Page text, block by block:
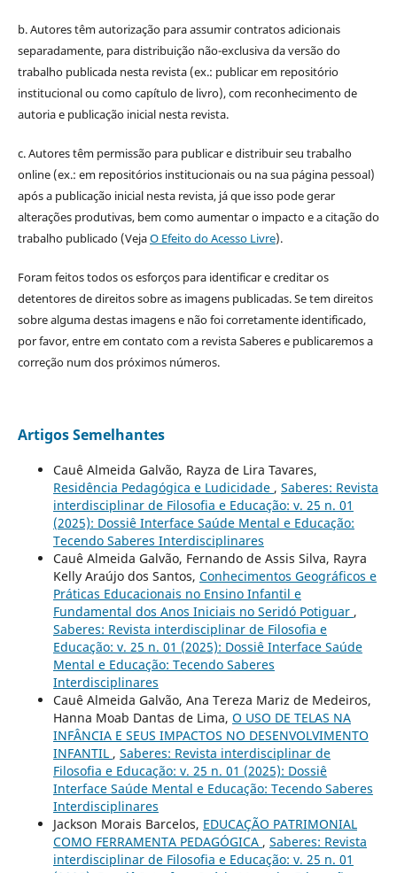
b. Autores têm autorização para assumir contratos adicionais
separadamente, para distribuição não-exclusiva da versão do
trabalho publicada nesta revista (ex.: publicar em repositório
institucional ou como capítulo de livro), com reconhecimento de
autoria e publicação inicial nesta revista.
c. Autores têm permissão para publicar e distribuir seu trabalho
online (ex.: em repositórios institucionais ou na sua página pessoal)
após a publicação inicial nesta revista, já que isso pode gerar
alterações produtivas, bem como aumentar o impacto e a citação do
trabalho publicado (VejaO Efeito do Acesso Livre).
Foram feitos todos os esforços para identificar e creditar os
detentores de direitos sobre as imagens publicadas. Se tem direitos
sobre alguma destas imagens e não foi corretamente identificado,
por favor, entre em contato com a revista Saberes e publicaremos a
correção num dos próximos números.
Artigos Semelhantes
Cauê Almeida Galvão, Rayza de Lira Tavares,
Residência Pedagógica e Ludicidade , Saberes: Revista
interdisciplinar de Filosofia e Educação: v. 25 n. 01
(2025): Dossiê Interface Saúde Mental e Educação:
Tecendo Saberes Interdisciplinares
Cauê Almeida Galvão, Fernando de Assis Silva, Rayra
Kelly Araújo dos Santos, Conhecimentos Geográficos e
Práticas Educacionais no Ensino Infantil e
Fundamental dos Anos Iniciais no Seridó Potiguar ,
Saberes: Revista interdisciplinar de Filosofia e
Educação: v. 25 n. 01 (2025): Dossiê Interface Saúde
Mental e Educação: Tecendo Saberes
Interdisciplinares
Cauê Almeida Galvão, Ana Tereza Mariz de Medeiros,
Hanna Moab Dantas de Lima, O USO DE TELAS NA
INFÂNCIA E SEUS IMPACTOS NO DESENVOLVIMENTO
INFANTIL , Saberes: Revista interdisciplinar de
Filosofia e Educação: v. 25 n. 01 (2025): Dossiê
Interface Saúde Mental e Educação: Tecendo Saberes
Interdisciplinares
Jackson Morais Barcelos, EDUCAÇÃO PATRIMONIAL
COMO FERRAMENTA PEDAGÓGICA , Saberes: Revista
interdisciplinar de Filosofia e Educação: v. 25 n. 01